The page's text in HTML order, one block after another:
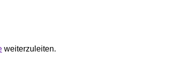
weiterzuleiten.